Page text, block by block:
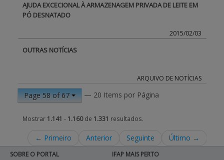
AJUDA EXCECIONAL À ARMAZENAGEM PRIVADA DE LEITE EM
PÓ DESNATADO
2015/02/03
OUTRAS NOTÍCIAS
ARQUIVO DE NOTÍCIAS
Page 58 of 67 — 20 Items por Página
Mostrar 1.141 - 1.160de 1.331 resultados.
← Primeiro Anterior Seguinte Último →
SOBRE O PORTAL
IFAP MAIS PERTO